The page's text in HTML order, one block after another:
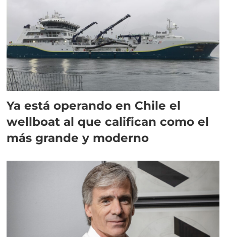
Ya está operando en Chile el
wellboat al que califican como el
más grande y moderno